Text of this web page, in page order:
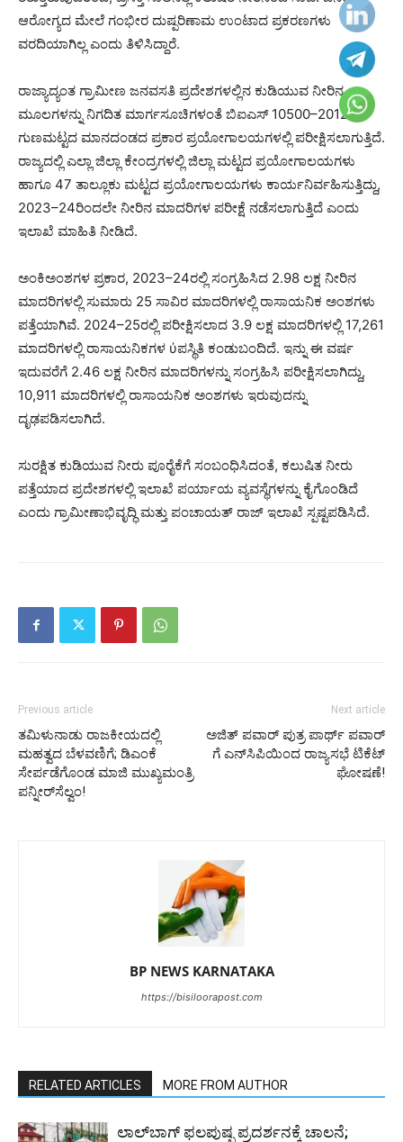
ಆರೋಗ್ಯದ ಮೇಲೆ ಗಂಭೀರ ದುಷ್ಪರಿಣಾಮ ಉಂಟಾದ ಪ್ರಕರಣಗಳು
ವರದಿಯಾಗಿಲ್ಲ ಎಂದು ತಿಳಿಸಿದ್ದಾರೆ.
ರಾಜ್ಯಾದ್ಯಂತ ಗ್ರಾಮೀಣ ಜನವಸತಿ ಪ್ರದೇಶಗಳಲ್ಲಿನ ಕುಡಿಯುವ ನೀರಿನ
ಮೂಲಗಳನ್ನು ನಿಗದಿತ ಮಾರ್ಗಸೂಚಿಗಳಂತೆ ಬಿಐಎಸ್ 10500–2012
ಗುಣಮಟ್ಟದ ಮಾನದಂಡದ ಪ್ರಕಾರ ಪ್ರಯೋಗಾಲಯಗಳಲ್ಲಿ ಪರೀಕ್ಷಿಸಲಾಗುತ್ತಿದೆ.
ರಾಜ್ಯದಲ್ಲಿ ಎಲ್ಲಾ ಜಿಲ್ಲಾ ಕೇಂದ್ರಗಳಲ್ಲಿ ಜಿಲ್ಲಾ ಮಟ್ಟದ ಪ್ರಯೋಗಾಲಯಗಳು
ಹಾಗೂ 47 ತಾಲ್ಲೂಕು ಮಟ್ಟದ ಪ್ರಯೋಗಾಲಯಗಳು ಕಾರ್ಯನಿರ್ವಹಿಸುತ್ತಿದ್ದು,
2023–24ರಿಂದಲೇ ನೀರಿನ ಮಾದರಿಗಳ ಪರೀಕ್ಷೆ ನಡೆಸಲಾಗುತ್ತಿದೆ ಎಂದು
ಇಲಾಖೆ ಮಾಹಿತಿ ನೀಡಿದೆ.
ಅಂಕಿಅಂಶಗಳ ಪ್ರಕಾರ, 2023–24ರಲ್ಲಿ ಸಂಗ್ರಹಿಸಿದ 2.98 ಲಕ್ಷ ನೀರಿನ
ಮಾದರಿಗಳಲ್ಲಿ ಸುಮಾರು 25 ಸಾವಿರ ಮಾದರಿಗಳಲ್ಲಿ ರಾಸಾಯನಿಕ ಅಂಶಗಳು
ಪತ್ತೆಯಾಗಿವೆ. 2024–25ರಲ್ಲಿ ಪರೀಕ್ಷಿಸಲಾದ 3.9 ಲಕ್ಷ ಮಾದರಿಗಳಲ್ಲಿ 17,261
ಮಾದರಿಗಳಲ್ಲಿ ರಾಸಾಯನಿಕಗಳ ύಪಸ್ಥಿತಿ ಕಂಡುಬಂದಿದೆ. ಇನ್ನು ಈ ವರ್ಷ
ಇದುವರೆಗೆ 2.46 ಲಕ್ಷ ನೀರಿನ ಮಾದರಿಗಳನ್ನು ಸಂಗ್ರಹಿಸಿ ಪರೀಕ್ಷಿಸಲಾಗಿದ್ದು,
10,911 ಮಾದರಿಗಳಲ್ಲಿ ರಾಸಾಯನಿಕ ಅಂಶಗಳು ಇರುವುದನ್ನು
ದೃಢಪಡಿಸಲಾಗಿದೆ.
ಸುರಕ್ಷಿತ ಕುಡಿಯುವ ನೀರು ಪೂರೈಕೆಗೆ ಸಂಬಂಧಿಸಿದಂತೆ, ಕಲುಷಿತ ನೀರು
ಪತ್ತೆಯಾದ ಪ್ರದೇಶಗಳಲ್ಲಿ ಇಲಾಖೆ ಪರ್ಯಾಯ ವ್ಯವಸ್ಥೆಗಳನ್ನು ಕೈಗೊಂಡಿದೆ
ಎಂದು ಗ್ರಾಮೀಣಾಭಿವೃದ್ಧಿ ಮತ್ತು ಪಂಚಾಯತ್ ರಾಜ್ ಇಲಾಖೆ ಸ್ಪಷ್ಟಪಡಿಸಿದೆ.
Previous article
ತಮಿಳುನಾಡು ರಾಜಕೀಯದಲ್ಲಿ
ಮಹತ್ವದ ಬೆಳವಣಿಗೆ; ಡಿಎಂಕೆ
ಸೇರ್ಪಡೆಗೊಂಡ ಮಾಜಿ ಮುಖ್ಯಮಂತ್ರಿ
ಪನ್ನೀರ್‌ಸೆಲ್ವಂ!
Next article
ಅಜಿತ್ ಪವಾರ್ ಪುತ್ರ ಪಾರ್ಥ್ ಪವಾರ್
ಗೆ ಎನ್‌ಸಿಪಿಯಿಂದ ರಾಜ್ಯಸಭೆ ಟಿಕೆಟ್
ಘೋಷಣೆ!
BP NEWS KARNATAKA
https://bisiloorapost.com
RELATED ARTICLES MORE FROM AUTHOR
ಲಾಲ್‌ಬಾಗ್ ಫಲಪುಷ್ಪ ಪ್ರದರ್ಶನಕ್ಕೆ ಚಾಲನೆ;